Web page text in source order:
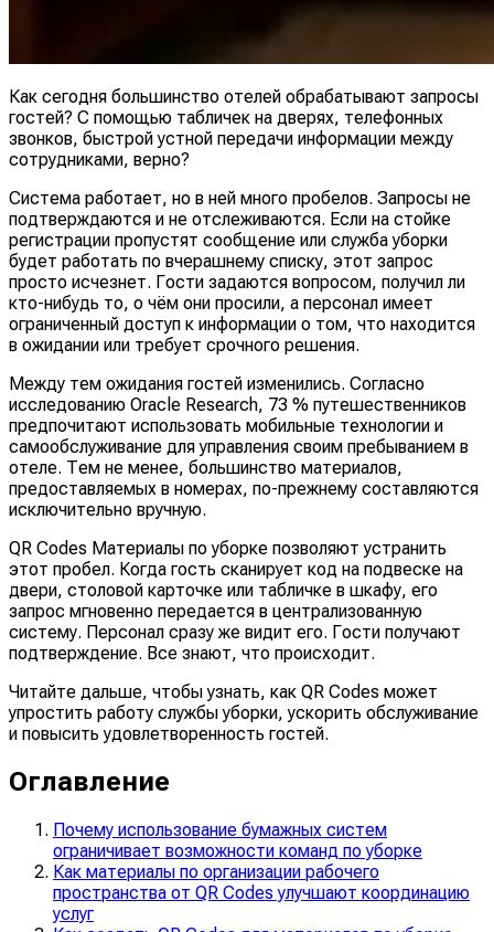
Как сегодня большинство отелей обрабатывают запросы
гостей? С помощью табличек на дверях, телефонных
звонков, быстрой устной передачи информации между
сотрудниками, верно?
Система работает, но в ней много пробелов. Запросы не
подтверждаются и не отслеживаются. Если на стойке
регистрации пропустят сообщение или служба уборки
будет работать по вчерашнему списку, этот запрос
просто исчезнет. Гости задаются вопросом, получил ли
кто-нибудь то, о чём они просили, а персонал имеет
ограниченный доступ к информации о том, что находится
в ожидании или требует срочного решения.
Между тем ожидания гостей изменились. Согласно
исследованию Oracle Research, 73 % путешественников
предпочитают использовать мобильные технологии и
самообслуживание для управления своим пребыванием в
отеле. Тем не менее, большинство материалов,
предоставляемых в номерах, по-прежнему составляются
исключительно вручную.
QR Codes Материалы по уборке позволяют устранить
этот пробел. Когда гость сканирует код на подвеске на
двери, столовой карточке или табличке в шкафу, его
запрос мгновенно передается в централизованную
систему. Персонал сразу же видит его. Гости получают
подтверждение. Все знают, что происходит.
Читайте дальше, чтобы узнать, как QR Codes может
упростить работу службы уборки, ускорить обслуживание
и повысить удовлетворенность гостей.
Оглавление
Почему использование бумажных систем
ограничивает возможности команд по уборке
Как материалы по организации рабочего
пространства от QR Codes улучшают координацию
услуг